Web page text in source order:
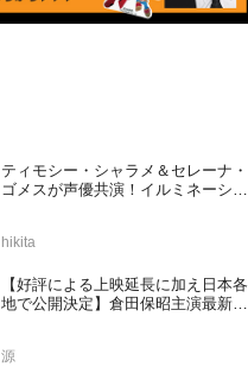
ティモシー・シャラメ＆セレーナ・
ゴメスが声優共演！イルミネーショ
定
hikita
【好評による上映延長に加え日本各
地で公開決定】倉田保昭主演最新作
源